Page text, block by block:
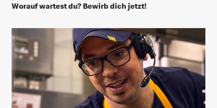
Worauf wartest du? Bewirb dich jetzt!